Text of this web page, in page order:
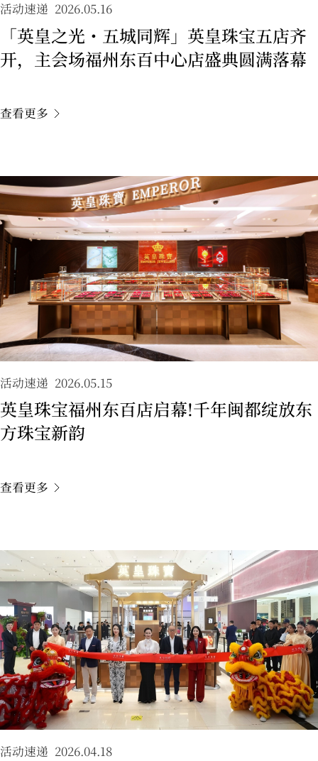
活动速递 2026.05.16
「英皇之光・五城同辉」英皇珠宝五店齐
开，主会场福州东百中心店盛典圆满落幕
查看更多
活动速递 2026.05.15
英皇珠宝福州东百店启幕!千年闽都绽放东
方珠宝新韵
查看更多
活动速递 2026.04.18